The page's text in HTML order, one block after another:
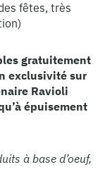
fêtes, très
gratuitement
exclusivité sur
Ravioli
épuisement
à base d’oeuf,